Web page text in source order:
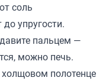
соль
упругости.
пальцем —
можно печь.
полотенце